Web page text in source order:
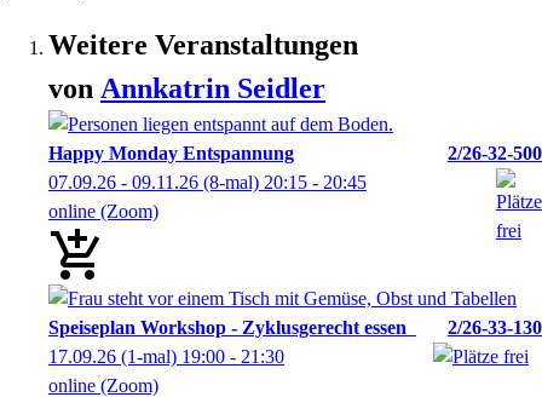
Weitere Veranstaltungen
von Annkatrin Seidler
Happy Monday Entspannung
2/26-32-500
07.09.26 - 09.11.26 (8-mal) 20:15 - 20:45
online (Zoom)
Speiseplan Workshop - Zyklusgerecht essen
2/26-33-130
17.09.26 (1-mal) 19:00 - 21:30
online (Zoom)